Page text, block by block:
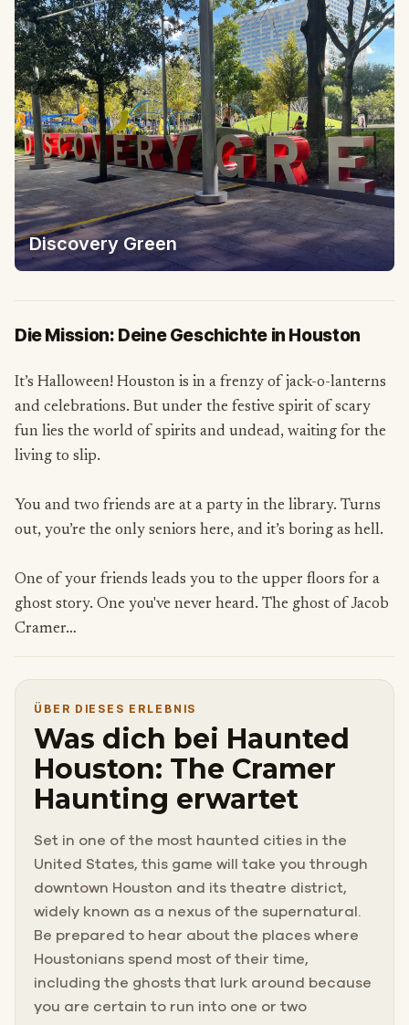
Discovery Green
Die Mission: Deine Geschichte in Houston
It’s Halloween! Houston is in a frenzy of jack-o-lanterns
and celebrations. But under the festive spirit of scary
fun lies the world of spirits and undead, waiting for the
living to slip.
You and two friends are at a party in the library. Turns
out, you’re the only seniors here, and it’s boring as hell.
One of your friends leads you to the upper floors for a
ghost story. One you've never heard. The ghost of Jacob
Cramer…
ÜBER DIESES ERLEBNIS
Was dich bei Haunted
Houston: The Cramer
Haunting erwartet
Set in one of the most haunted cities in the
United States, this game will take you through
downtown Houston and its theatre district,
widely known as a nexus of the supernatural.
Be prepared to hear about the places where
Houstonians spend most of their time,
including the ghosts that lurk around because
you are certain to run into one or two